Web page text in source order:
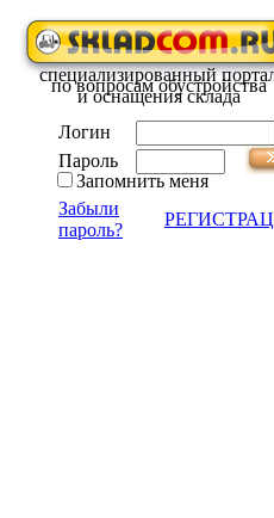
специализированный
по вопросам обустройства
и оснащения склада
Логин
Пароль
Запомнить меня
Забыли
пароль?